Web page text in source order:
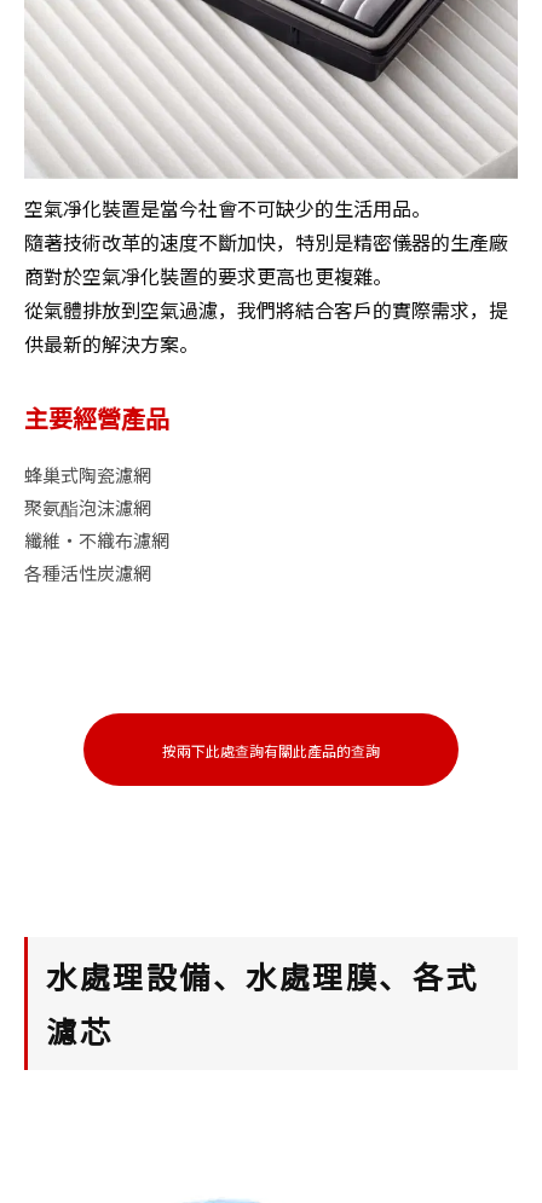
空氣凈化裝置是當今社會不可缺少的生活用品。
隨著技術改革的速度不斷加快，特別是精密儀器的生產廠
商對於空氣凈化裝置的要求更高也更複雜。
從氣體排放到空氣過濾，我們將結合客戶的實際需求，提
供最新的解決方案。
主要經營產品
蜂巢式陶瓷濾網
聚氨酯泡沫濾網
纖維・不織布濾網
各種活性炭濾網
按兩下此處查詢有關此產品的查詢
水處理設備、水處理膜、各式
濾芯